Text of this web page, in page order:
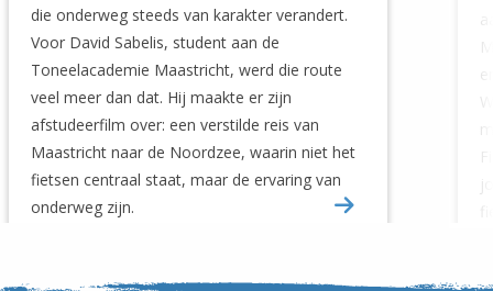
die onderweg steeds van karakter verandert.
Voor David Sabelis, student aan de
Toneelacademie Maastricht, werd die route
veel meer dan dat. Hij maakte er zijn
afstudeerfilm over: een verstilde reis van
Maastricht naar de Noordzee, waarin niet het
fietsen centraal staat, maar de ervaring van
onderweg zijn.